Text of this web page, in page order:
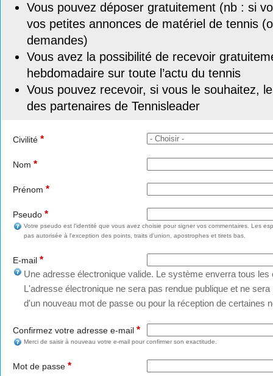
Vous pouvez déposer gratuitement (nb : si
vos petites annonces de matériel de tennis
demandes)
Vous avez la possibilité de recevoir
hebdomadaire sur toute l’actu du tennis
Vous pouvez recevoir, si vous le souhaitez,
des partenaires de Tennisleader
Civilité *
Nom *
Prénom *
Pseudo *
Votre pseudo est l'identité que vous avez choisie pour signer vos commentaires. Les
pas autorisée à l'exception des points, traits d'union, apostrophes et tirets bas.
E-mail *
Une adresse électronique valide. Le système enverra tous
L'adresse électronique ne sera pas rendue publique et ne
d'un nouveau mot de passe ou pour la réception de certaines
Confirmez votre adresse e-mail *
Merci de saisir à nouveau votre e-mail pour confirmer son exactitude.
Mot de passe *